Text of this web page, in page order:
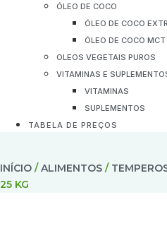
ÓLEO DE COCO
ÓLEO DE COCO
ÓLEO DE COCO MCT
OLEOS VEGETAIS PUROS
VITAMINAS E
VITAMINAS
SUPLEMENTOS
TABELA DE PREÇOS
INÍCIO /ALIMENTOS /
25 KG